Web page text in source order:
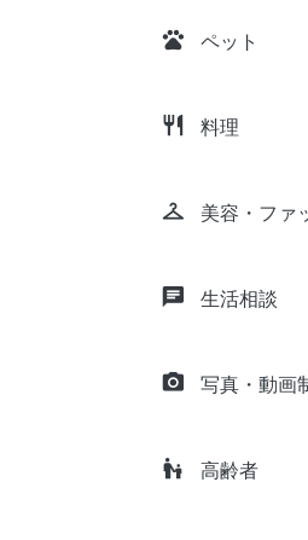
pets ペット
restaurant 料理
checkroom 美容・ファ
chat 生活相談
camera_alt 写真・動画
escalator_warning 高齢者